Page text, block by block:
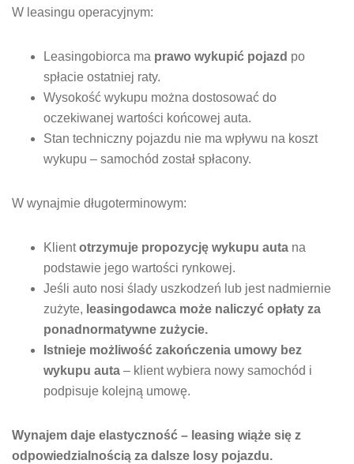
W leasingu operacyjnym:
Leasingobiorca ma prawo wykupić pojazd po
spłacie ostatniej raty.
Wysokość wykupu można dostosować do
oczekiwanej wartości końcowej auta.
Stan techniczny pojazdu nie ma wpływu na koszt
wykupu – samochód został spłacony.
W wynajmie długoterminowym:
Klientotrzymuje propozycję wykupu auta na
podstawie jego wartości rynkowej.
Jeśli auto nosi ślady uszkodzeń lub jest nadmiernie
zużyte, leasingodawca może naliczyć opłaty za
ponadnormatywne zużycie.
Istnieje możliwość zakończenia umowy bez
wykupu auta – klient wybiera nowy samochód i
podpisuje kolejną umowę.
Wynajem daje elastyczność – leasing wiąże się z
odpowiedzialnością za dalsze losy pojazdu.